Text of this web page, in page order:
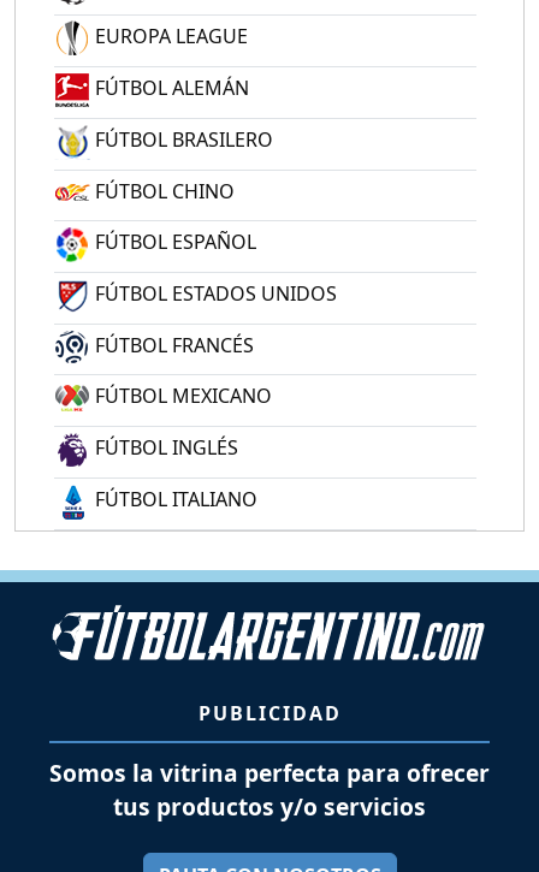
EUROPA LEAGUE
FÚTBOL ALEMÁN
FÚTBOL BRASILERO
FÚTBOL CHINO
FÚTBOL ESPAÑOL
FÚTBOL ESTADOS UNIDOS
FÚTBOL FRANCÉS
FÚTBOL MEXICANO
FÚTBOL INGLÉS
FÚTBOL ITALIANO
PUBLICIDAD
Somos la vitrina perfecta para ofrecer
tus productos y/o servicios